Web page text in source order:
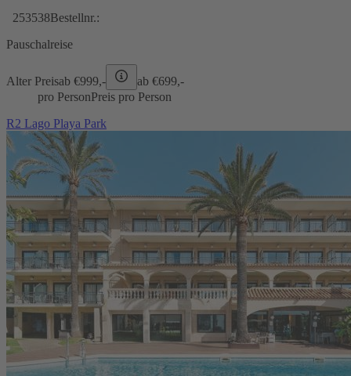
253538Bestellnr.:
Pauschalreise
Alter Preisab €999,- ab €699,-
pro PersonPreis pro Person
R2 Lago Playa Park